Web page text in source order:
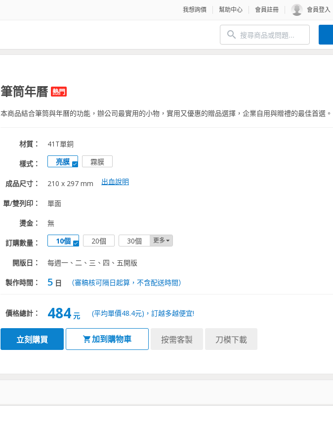
我想詢價 幫助中心 會員註冊 會員登入
筆筒年曆 熱門
本商品結合筆筒與年曆的功能，辦公司最實用的小物，實用又優惠的贈品選擇，企業自用與贈禮的最佳首選。
材質： 41T單銅
樣式： 亮膜 霧膜
成品尺寸： 210 x 297 mm 出血說明
單/雙列印： 單面
燙金： 無
訂購數量： 10個 20個 30個 更多
開版日： 每週一、二、三、四、五開版
製作時間： 5 日 （審稿核可隔日起算，不含配送時間）
價格總計： 484 元 (平均單價48.4元)，訂越多越便宜!
立刻購買 加到購物車 按需客製 刀模下載